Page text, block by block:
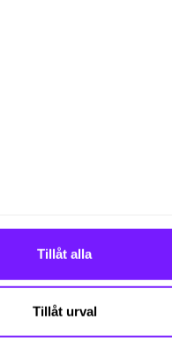
Tillåt alla
Tillåt urval